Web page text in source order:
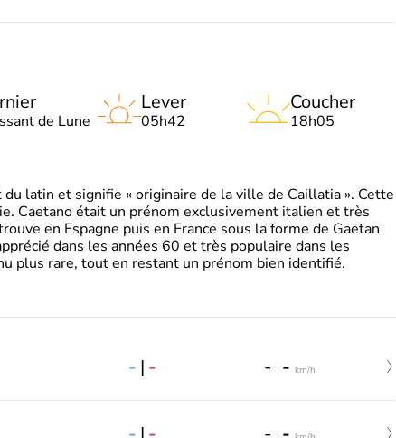
de Lune
Lever
05h42
Coucher
18h05
latin et signifie « originaire de la ville de Caillatia ». Cette
Caetano était un prénom exclusivement italien et très
en Espagne puis en France sous la forme de Gaëtan
dans les années 60 et très populaire dans les
plus rare, tout en restant un prénom bien identifié.
- | - - - km/h